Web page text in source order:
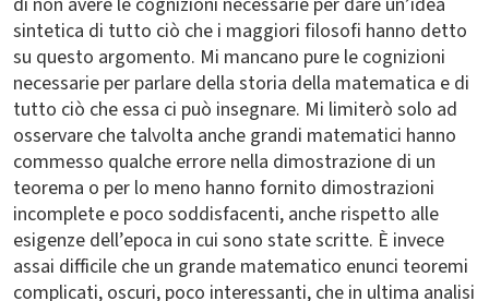
sintetica di tutto ciò che i maggiori filosofi hanno detto
su questo argomento. Mi mancano pure le cognizioni
necessarie per parlare della storia della matematica e di
tutto ciò che essa ci può insegnare. Mi limiterò solo ad
osservare che talvolta anche grandi matematici hanno
commesso qualche errore nella dimostrazione di un
teorema o per lo meno hanno fornito dimostrazioni
incomplete e poco soddisfacenti, anche rispetto alle
esigenze dell’epoca in cui sono state scritte. È invece
assai difficile che un grande matematico enunci teoremi
complicati, oscuri, poco interessanti, che in ultima analisi